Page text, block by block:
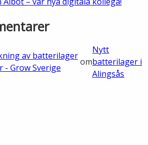
av batterilager
- Grow Sverige
om
Nytt
batterilager i
Alingsås